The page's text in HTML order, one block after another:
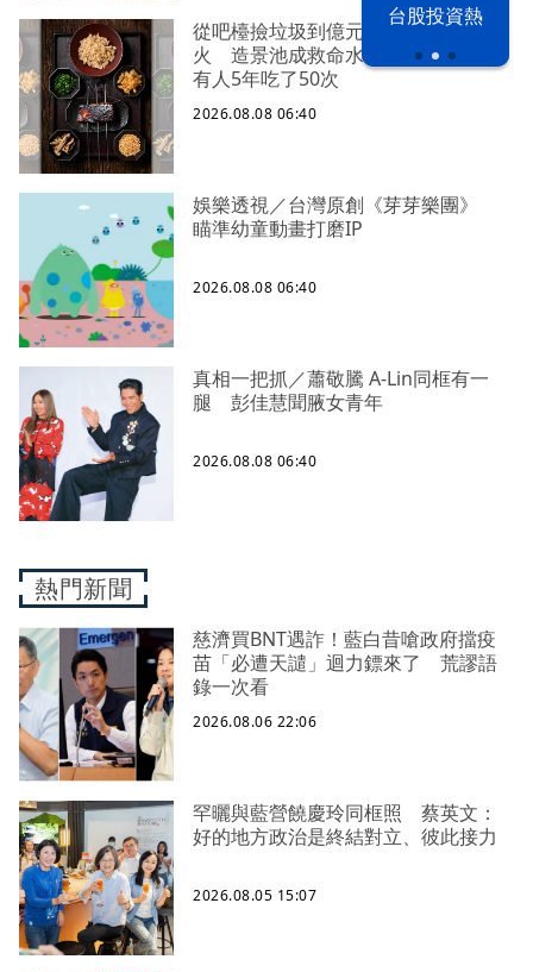
台股投資熱
從吧檯撿垃圾到億元版圖3／開幕就失
火 造景池成救命水 4千元一客餐
有人5年吃了50次
2026.08.08 06:40
娛樂透視／台灣原創《芽芽樂團》
瞄準幼童動畫打磨IP
2026.08.08 06:40
真相一把抓／蕭敬騰 A-Lin同框有一
腿 彭佳慧聞腋女青年
2026.08.08 06:40
熱門新聞
慈濟買BNT遇詐！藍白昔嗆政府擋疫
苗「必遭天譴」迴力鏢來了 荒謬語
錄一次看
2026.08.06 22:06
罕曬與藍營饒慶玲同框照 蔡英文：
好的地方政治是終結對立、彼此接力
2026.08.05 15:07